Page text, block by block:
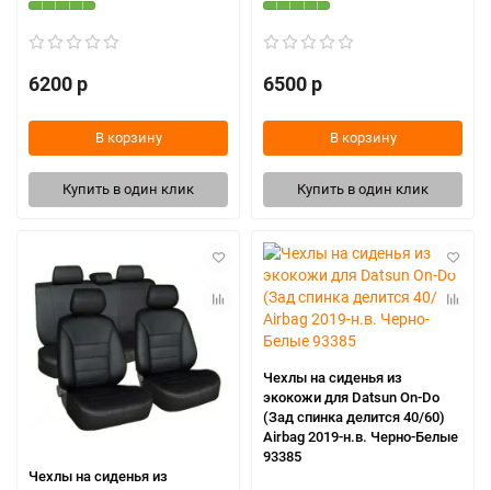
6200 р
В корзину
Купить в один клик
6500 р
В корзину
Купить в один клик
Чехлы на сиденья из
Чехлы на сиденья из
экокожи для Datsun On-Do
(Зад спинка делится 40/60)
Airbag 2019-н.в. Черно-Белые
93385